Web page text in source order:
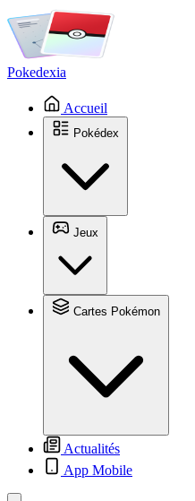
Pokedexia
Accueil
Actualités
App Mobile